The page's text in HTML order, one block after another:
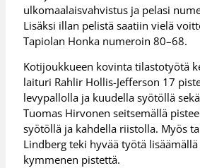
ulkomaalaisvahvistus ja pelasi
Lisäksi illan pelistä saatiin vielä
Tapiolan Honka numeroin 80–68.
Kotijoukkueen kovinta tilastotyötä
laituri Rahlir Hollis-Jefferson 17
levypallolla ja kuudella syötöllä
Tuomas Hirvonen seitsemällä
syötöllä ja kahdella riistolla. Myös
Lindberg teki hyvää työtä
kymmenen pistettä.